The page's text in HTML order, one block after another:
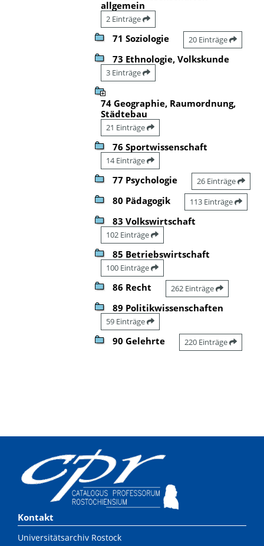
allgemein
2 Einträge
71 Soziologie 20 Einträge
73 Ethnologie, Volkskunde
3 Einträge
74 Geographie, Raumordnung,
Städtebau
21 Einträge
76 Sportwissenschaft
14 Einträge
77 Psychologie 26 Einträge
80 Pädagogik 113 Einträge
83 Volkswirtschaft
102 Einträge
85 Betriebswirtschaft
100 Einträge
86 Recht 262 Einträge
89 Politikwissenschaften
59 Einträge
90 Gelehrte 220 Einträge
Kontakt
Universitätsarchiv Rostock